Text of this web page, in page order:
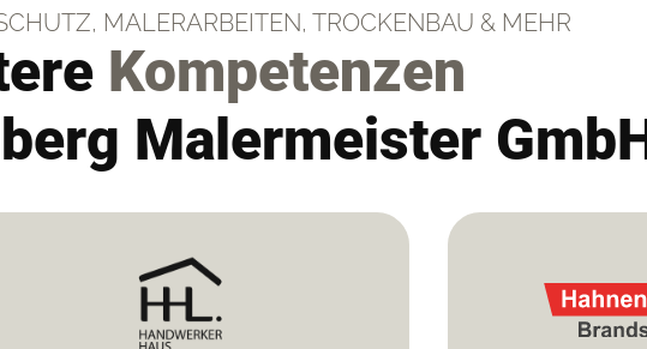
MALERARBEITEN, TROCKENBAU & MEHR
Kompetenzen
Malermeister